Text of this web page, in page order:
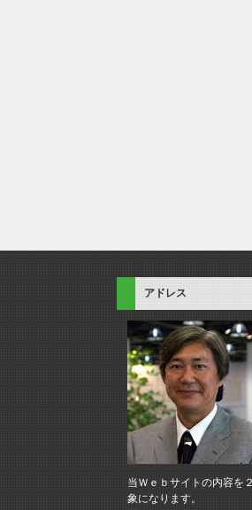
アドレス
当Ｗｅｂサイトの内容を
象になります。